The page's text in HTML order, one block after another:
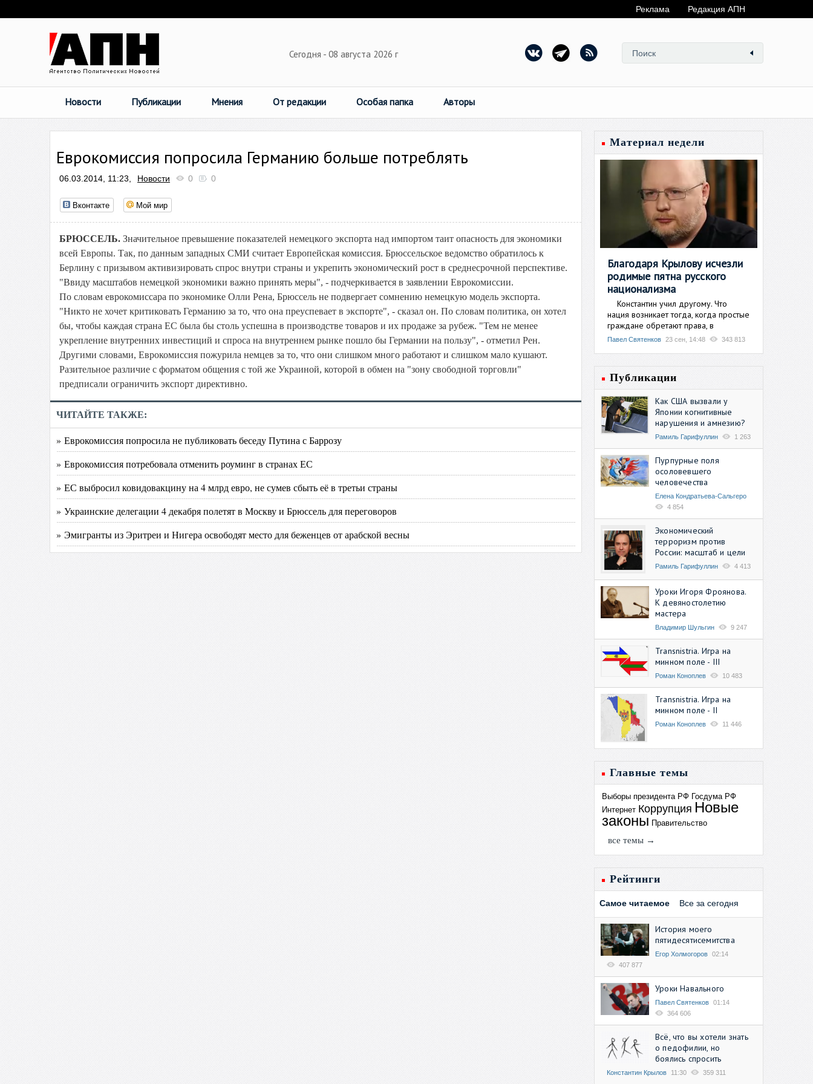
Реклама Редакция АПН
Сегодня - 08 августа 2026 г
Новости Публикации Мнения От редакции Особая папка Авторы
Еврокомиссия попросила Германию больше потреблять
06.03.2014, 11:23, Новости 0 0
Вконтакте Мой мир
БРЮССЕЛЬ. Значительное превышение показателей немецкого экспорта над импортом таит опасность для экономики
всей Европы. Так, по данным западных СМИ считает Европейская комиссия. Брюссельское ведомство обратилось к
Берлину с призывом активизировать спрос внутри страны и укрепить экономический рост в среднесрочной перспективе.
"Ввиду масштабов немецкой экономики важно принять меры", - подчеркивается в заявлении Еврокомиссии.
По словам еврокомиссара по экономике Олли Рена, Брюссель не подвергает сомнению немецкую модель экспорта.
"Никто не хочет критиковать Германию за то, что она преуспевает в экспорте", - сказал он. По словам политика, он хотел
бы, чтобы каждая страна ЕС была бы столь успешна в производстве товаров и их продаже за рубеж. "Тем не менее
укрепление внутренних инвестиций и спроса на внутреннем рынке пошло бы Германии на пользу", - отметил Рен.
Другими словами, Еврокомиссия пожурила немцев за то, что они слишком много работают и слишком мало кушают.
Разительное различие с форматом общения с той же Украиной, которой в обмен на "зону свободной торговли"
предписали ограничить экспорт директивно.
ЧИТАЙТЕ ТАКЖЕ:
» Еврокомиссия попросила не публиковать беседу Путина с Баррозу
» Еврокомиссия потребовала отменить роуминг в странах ЕС
» ЕС выбросил ковидовакцину на 4 млрд евро, не сумев сбыть её в третьи страны
» Украинские делегации 4 декабря полетят в Москву и Брюссель для переговоров
» Эмигранты из Эритреи и Нигера освободят место для беженцев от арабской весны
Материал недели
Благодаря Крылову исчезли
родимые пятна русского
национализма
Константин учил другому. Что
нация возникает тогда, когда простые
граждане обретают права, в
Павел Святенков 23 сен, 14:48 343 813
Публикации
Как США вызвали у
Японии когнитивные
нарушения и амнезию?
Рамиль Гарифуллин 1 263
Пурпурные поля
осоловевшего
человечества
Елена Кондратьева-Сальгеро
4 854
Экономический
терроризм против
России: масштаб и цели
Рамиль Гарифуллин 4 413
Уроки Игоря Фроянова.
К девяностолетию
мастера
Владимир Шульгин 9 247
Transnistria. Игра на
минном поле - III
Роман Коноплев 10 483
Transnistria. Игра на
минном поле - II
Роман Коноплев 11 446
Главные темы
Выборы президента РФ Госдума РФ
Интернет Коррупция Новые
законы Правительство
все темы →
Рейтинги
Самое читаемое Все за сегодня
История моего
пятидесятисемитства
Егор Холмогоров 02:14
407 877
Уроки Навального
Павел Святенков 01:14
364 606
Всё, что вы хотели знать
о педофилии, но
боялись спросить
Константин Крылов 11:30 359 311